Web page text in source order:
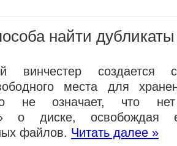
найти
винчестер создается
места для
не означает, что нет
о диске,
файлов. Читать далее »